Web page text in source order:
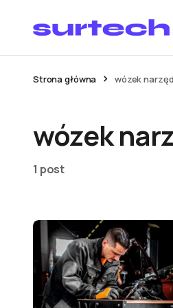
Strona główna wózek
wózek
1 post